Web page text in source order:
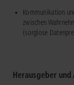
Kommunikation
zwischen
(sorglose
Herausgeber und